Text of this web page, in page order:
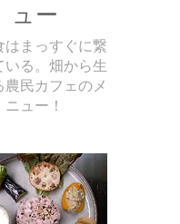
ュー
はまっすぐに繋
いる。畑から生
農民カフェのメ
ニュー！